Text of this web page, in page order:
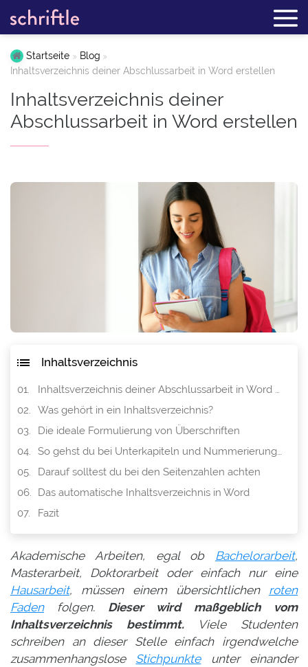
Startseite
Blog
Inhaltsverzeichnis deiner Abschlussarbeit in Word erstellen
Inhaltsverzeichnis deiner
Abschlussarbeit in Word erstellen
Inhaltsverzeichnis
Inhaltsverzeichnis deiner Abschlussarbeit in Word erstellen
Was gehört in ein Inhaltsverzeichnis?
Die ideale Formulierung von Überschriften
So gehst du bei Unterkapiteln und Nummerierungen vor
Darauf solltest du bei den Seitenzahlen achten
Das automatische Inhaltsverzeichnis in Word
Fazit
Akademische Arbeiten, egal ob Bachelorarbeit,
Masterarbeit, Doktorarbeit oder einfach nur eine
Hausarbeit, müssen einem übersichtlichen roten
Fadenfolgen. Dieser wird maßgeblich vom
Inhaltsverzeichnis bestimmt. Viele Studenten
schreiben an dieser Stelle einfach irgendwelche
zusammenhangslose Stichpunkteunter einander